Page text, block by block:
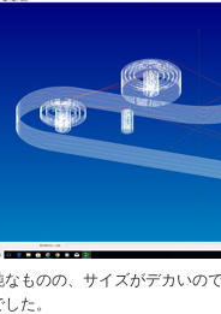
なものの、サイズがデカいの
た。